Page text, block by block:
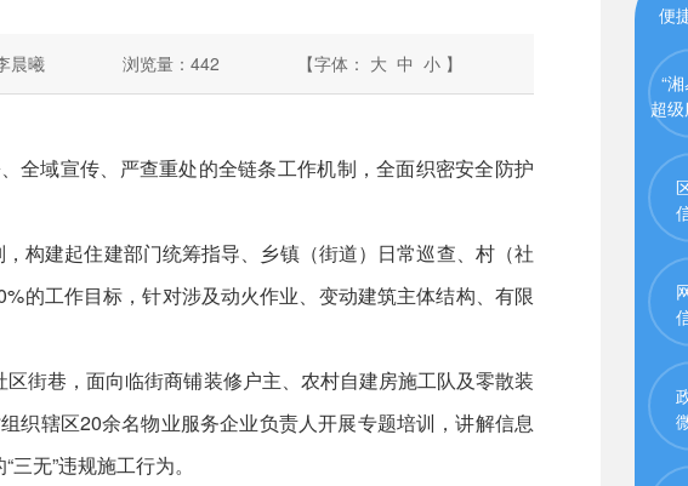
晨曦 浏览量： 442 【字体： 大 中 小 】
域宣传、严查重处的全链条工作机制，全面织密安全防护
构建起住建部门统筹指导、乡镇（街道）日常巡查、村（社
的工作目标，针对涉及动火作业、变动建筑主体结构、有限
街巷，面向临街商铺装修户主、农村自建房施工队及零散装
织辖区20余名物业服务企业负责人开展专题培训，讲解信息
无”违规施工行为。
便
“
超